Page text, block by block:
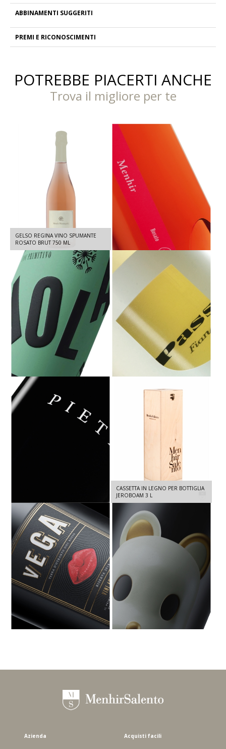
ABBINAMENTI SUGGERITI
PREMI E RICONOSCIMENTI
POTREBBE PIACERTI ANCHE
Trova il migliore per te
GELSO REGINA VINO SPUMANTE
ROSATO BRUT 750 ML
MENHIR ROSATO IGT SALENTO -
NEGROAMARO 2025 - 750 ML
VOLA DOC TERRA D'OTRANTO -
PASS-O IGT SALENTO - FIANO 2025-
CASSETTA IN LEGNO PER BOTTIGLIA
JEROBOAM 3 L
VEGA DOC TERRA D'OTRANTO -
ROSSO RISERVA 2021 - 1,5 L
PEPE DOC TERRA D'OTRANTO -
NEGROAMARO 2024 - 750 ML
Azienda Acquisti facili